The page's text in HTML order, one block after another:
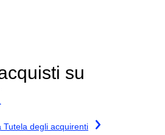
su
Tutela degli acquirenti